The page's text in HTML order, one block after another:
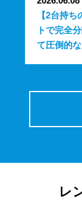
【2台持
トで完全
て圧倒的
レ